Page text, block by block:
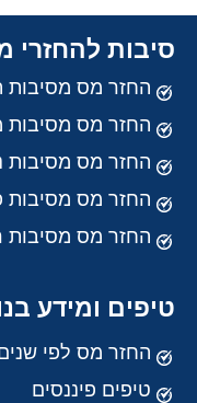
סיבות להחזרי
החזר מס מסיבות
החזר מס מסיבות
החזר מס מסיבות
החזר מס מסיבות
החזר מס מסיבות
טיפים ומידע
החזר מס לפי
טיפים פיננסים